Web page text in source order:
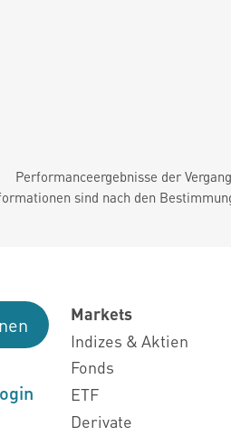
Performanceergebnisse der
sind nach den
Markets
Indizes & Aktien
Fonds
ETF
Derivate